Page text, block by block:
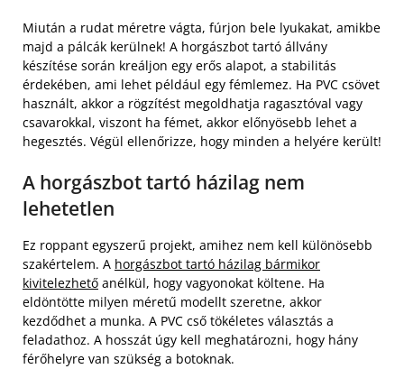
Miután a rudat méretre vágta, fúrjon bele lyukakat, amikbe
majd a pálcák kerülnek! A horgászbot tartó állvány
készítése során kreáljon egy erős alapot, a stabilitás
érdekében, ami lehet például egy fémlemez. Ha PVC csövet
használt, akkor a rögzítést megoldhatja ragasztóval vagy
csavarokkal, viszont ha fémet, akkor előnyösebb lehet a
hegesztés. Végül ellenőrizze, hogy minden a helyére került!
A horgászbot tartó házilag nem
lehetetlen
Ez roppant egyszerű projekt, amihez nem kell különösebb
szakértelem. A horgászbot tartó házilag bármikor
kivitelezhető anélkül, hogy vagyonokat költene. Ha
eldöntötte milyen méretű modellt szeretne, akkor
kezdődhet a munka. A PVC cső tökéletes választás a
feladathoz. A hosszát úgy kell meghatározni, hogy hány
férőhelyre van szükség a botoknak.